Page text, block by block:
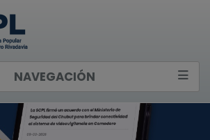
NAVEGACIÓN